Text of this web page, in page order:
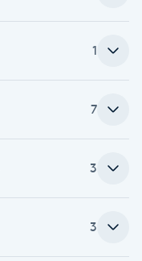
1
7
3
3